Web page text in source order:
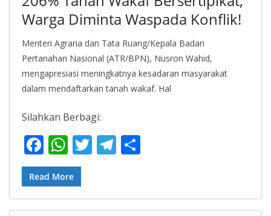
Warga Diminta Waspada Konflik!
Menteri Agraria dan Tata Ruang/Kepala Badan
Pertanahan Nasional (ATR/BPN), Nusron Wahid,
mengapresiasi meningkatnya kesadaran masyarakat
dalam mendaftarkan tanah wakaf. Hal
Silahkan Berbagi:
F
ac
e
b
W
h
at
s
T
er
T
gr e
Read More